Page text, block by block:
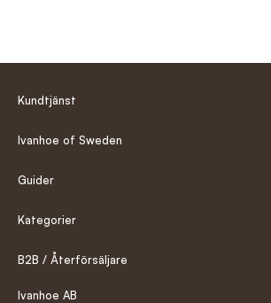
Kundtjänst
Ivanhoe of Sweden
Guider
Kategorier
B2B / Återförsäljare
Ivanhoe AB